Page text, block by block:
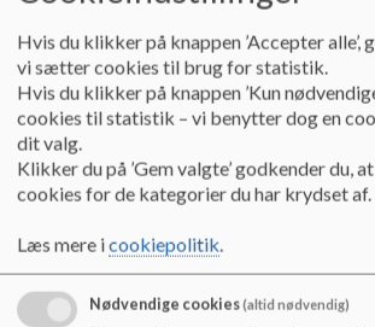
På 1. til 7. klassetrin gives ikke
elevernes trivsel og udbytte af
skole-hjem samtalerne på baggrund af
logbog/portfolio.
Standpunktskarakterer gives på 8. og 9.
trins skalaen - jvnf. folkeskolelovens
gives standpunktskarakterer to gange årligt
klassetrin. Anden terminskarakter gives
Standpunktskaraktererne bør ikke "stå
gives min. 3 dage inden skole/hjem
efterår, så de kan indgå i disse.
Hvis du klikker på knappen ’Accepter alle’,
vi sætter cookies til brug for statistik.
Hvis du klikker på knappen ’Kun
cookies til statistik – vi benytter dog en
dit valg.
Klikker du på ’Gem valgte’ godkender du,
cookies for de kategorier du har krydset af.
Læs mere icookiepolitik.
Nødvendige cookies(altid nødvendig)